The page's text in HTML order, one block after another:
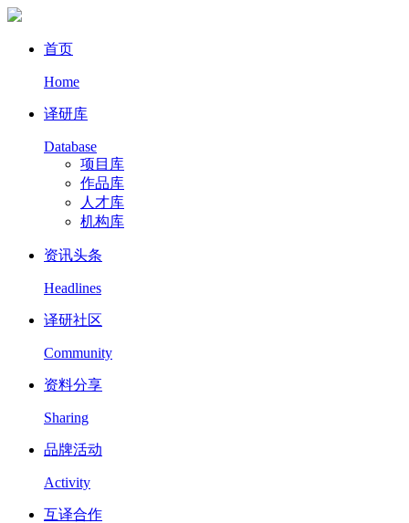
首页
Home
译研库
Database
项目库
作品库
人才库
机构库
资讯头条
Headlines
译研社区
Community
资料分享
Sharing
品牌活动
Activity
互译合作